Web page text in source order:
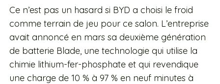
Ce n’est pas un hasard si BYD a choisi le froid
comme terrain de jeu pour ce salon. L’entreprise
avait annoncé en mars sa deuxième génération
de batterie Blade, une technologie qui utilise la
chimie lithium-fer-phosphate et qui revendique
une charge de 10 % à 97 % en neuf minutes à